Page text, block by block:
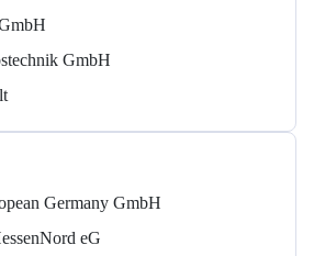
GmbH
Germany GmbH
eG